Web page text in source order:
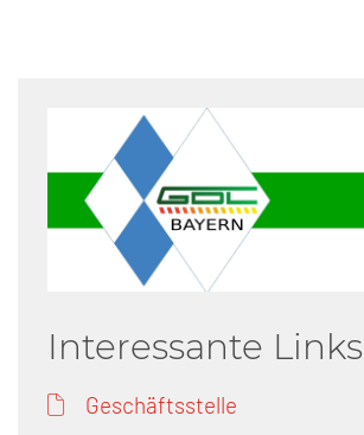
Interessante Links
Geschäftsstelle